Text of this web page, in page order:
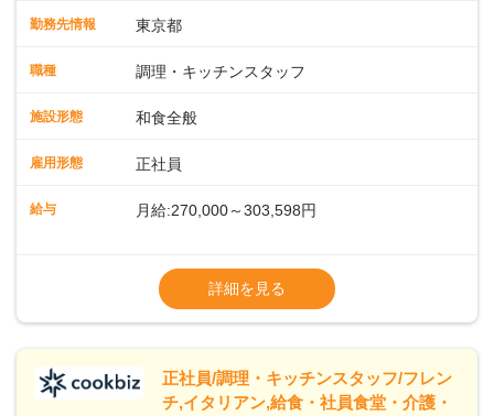
も深さもグッと広がりますよ。 ◎仕事内容ホテル内のレスト
調理、盛り付け、刺身の切り出しのほか、料理長の下で和食
ます。スキルや経験に応じて発注業務やアルバイトスタッフ
新宿・東京駅まで20分圏内と便利な好ロケーション。ビジネ
ームほか、朝食からディナーまでお楽しみいただけるオール
◎ワークライフバランスがとりやすい♪年間休日118～121
日。長期休暇の取得も推奨しているほか、バースデー休暇や
万円、最長10年間として、当社が直接返済を行います。
勤務先情報 東京都
職種 調理・キッチンスタッフ
施設形態 和食全般
雇用形態 正社員
給与 月給:270,000～303,598円
◎賞与／年2回（年2か月分支給）
※経験・能力および年齢・前職給与を考慮し
て優遇いたします
※試用期間3ヶ月（同条件）
※給与には固定残業代（月22時間分、
39,600円～43,598円分）を含みます。超過
詳細を見る
正社員/調理・キッチンスタッフ/フレン
チ,イタリアン,給食・社員食堂・介護・